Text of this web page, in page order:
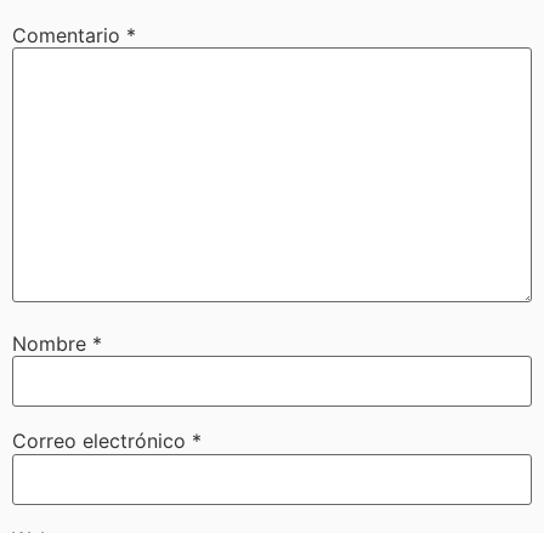
Comentario *
Nombre *
Correo electrónico *